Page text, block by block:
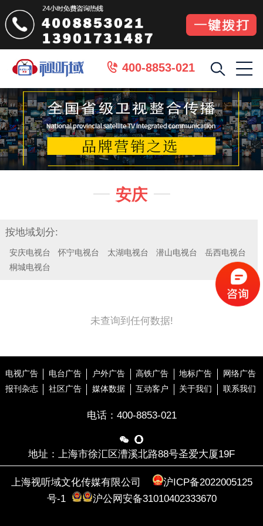
 400-8853-021
 安庆 
按地域划分:
安庆电视台 怀宁电视台 太湖电视台 潜山电视台
岳西电视台
桐城电视台
未查询到任何数据!
电视广告 电台广告 户外广告 高铁广告 地标广告
网络广告
报刊杂志
社区广告 媒体数据 互动客户 关于我们 联系我们
电话： 400-8853-021
 
地址：上海市徐汇区漕溪北路88号圣爱大厦19F
上海视听域文化传媒有限公司
沪ICP备2022005125
号-1
沪公网安备31010402333670